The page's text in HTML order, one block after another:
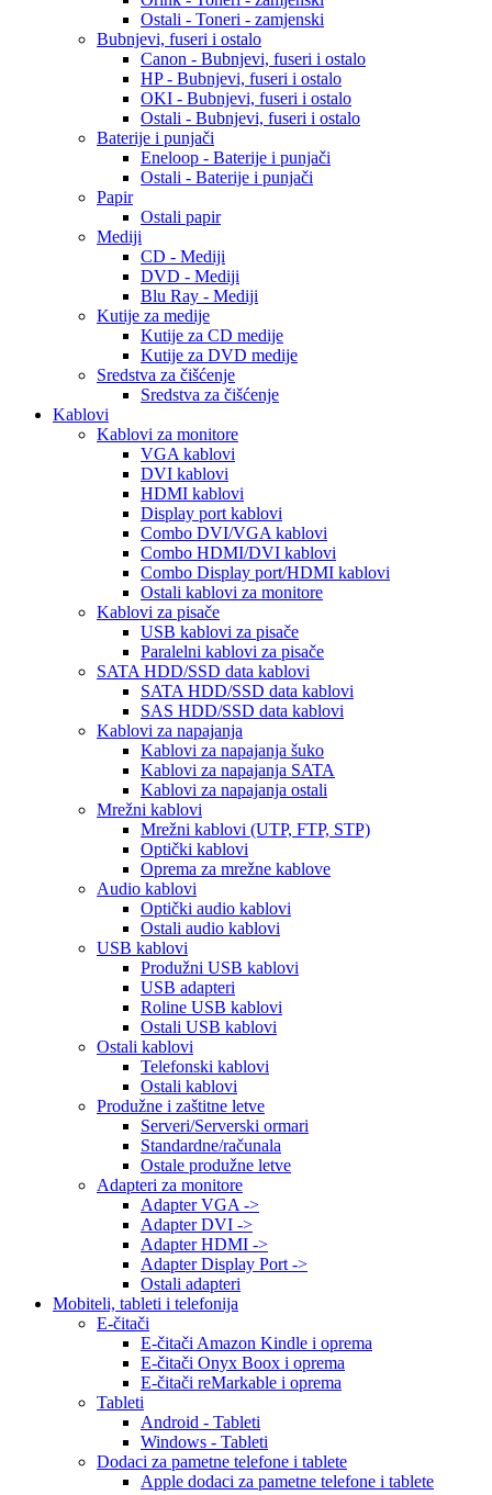
Ostali - Toneri - zamjenski
Bubnjevi, fuseri i ostalo
Canon - Bubnjevi, fuseri i ostalo
HP - Bubnjevi, fuseri i ostalo
OKI - Bubnjevi, fuseri i ostalo
Ostali - Bubnjevi, fuseri i ostalo
Baterije i punjači
Eneloop - Baterije i punjači
Ostali - Baterije i punjači
Papir
Ostali papir
Mediji
CD - Mediji
DVD - Mediji
Blu Ray - Mediji
Kutije za medije
Kutije za CD medije
Kutije za DVD medije
Sredstva za čišćenje
Sredstva za čišćenje
Kablovi
Kablovi za monitore
VGA kablovi
DVI kablovi
HDMI kablovi
Display port kablovi
Combo DVI/VGA kablovi
Combo HDMI/DVI kablovi
Combo Display port/HDMI kablovi
Ostali kablovi za monitore
Kablovi za pisače
USB kablovi za pisače
Paralelni kablovi za pisače
SATA HDD/SSD data kablovi
SATA HDD/SSD data kablovi
SAS HDD/SSD data kablovi
Kablovi za napajanja
Kablovi za napajanja šuko
Kablovi za napajanja SATA
Kablovi za napajanja ostali
Mrežni kablovi
Mrežni kablovi (UTP, FTP, STP)
Optički kablovi
Oprema za mrežne kablove
Audio kablovi
Optički audio kablovi
Ostali audio kablovi
USB kablovi
Produžni USB kablovi
USB adapteri
Roline USB kablovi
Ostali USB kablovi
Ostali kablovi
Telefonski kablovi
Ostali kablovi
Produžne i zaštitne letve
Serveri/Serverski ormari
Standardne/računala
Ostale produžne letve
Adapteri za monitore
Adapter VGA ->
Adapter DVI ->
Adapter HDMI ->
Adapter Display Port ->
Ostali adapteri
Mobiteli, tableti i telefonija
E-čitači
E-čitači Amazon Kindle i oprema
E-čitači Onyx Boox i oprema
E-čitači reMarkable i oprema
Tableti
Android - Tableti
Windows - Tableti
Dodaci za pametne telefone i tablete
Apple dodaci za pametne telefone i tablete